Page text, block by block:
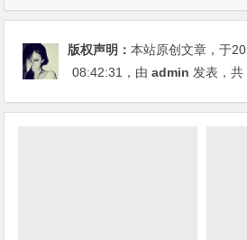
版权声明：本站原创文章，于
08:42:31 ，由admin 发表，共